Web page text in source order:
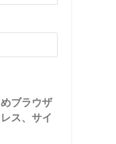
ブラウザ
ス、サイ